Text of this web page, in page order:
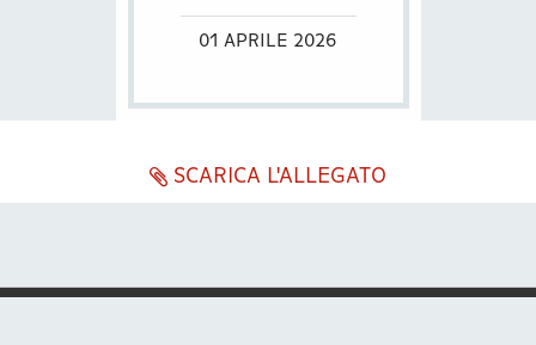
01 APRILE 2026
SCARICA L'ALLEGATO